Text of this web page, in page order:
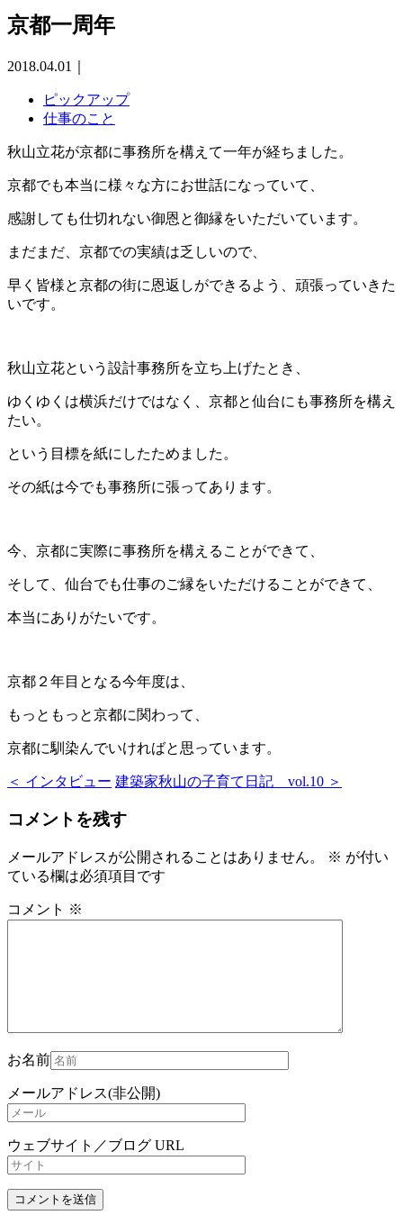
京都一周年
2018.04.01
ピックアップ
仕事のこと
秋山立花が京都に事務所を構えて一年が経ちました。
京都でも本当に様々な方にお世話になっていて、
感謝しても仕切れない御恩と御縁をいただいています。
まだまだ、京都での実績は乏しいので、
早く皆様と京都の街に恩返しができるよう、頑張っていきた
いです。
秋山立花という設計事務所を立ち上げたとき、
ゆくゆくは横浜だけではなく、京都と仙台にも事務所を構え
たい。
という目標を紙にしたためました。
その紙は今でも事務所に張ってあります。
今、京都に実際に事務所を構えることができて、
そして、仙台でも仕事のご縁をいただけることができて、
本当にありがたいです。
京都２年目となる今年度は、
もっともっと京都に関わって、
京都に馴染んでいければと思っています。
＜ インタビュー 建築家秋山の子育て日記 vol.10 ＞
コメントを残す
メールアドレスが公開されることはありません。 ※ が付い
ている欄は必須項目です
コメント ※
お名前
メールアドレス(非公開)
ウェブサイト／ブログ URL